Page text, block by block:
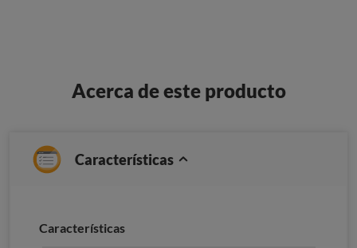
Acerca de este producto
Características
Características